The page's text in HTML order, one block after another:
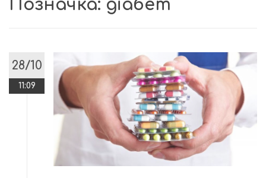
Позначка: діабет
28/10
11:09